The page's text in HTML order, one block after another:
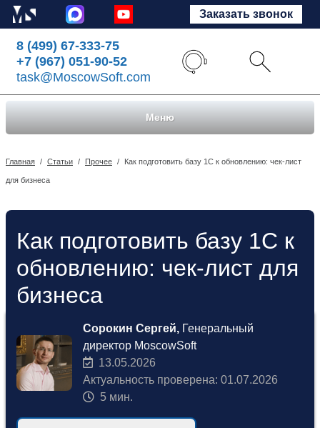
Заказать звонок
8 (499) 67-333-75
+7 (967) 051-90-52
task@MoscowSoft.com
Меню
Главная / Статьи / Прочее / Как подготовить базу 1С к обновлению: чек-лист
для бизнеса
Как подготовить базу 1С к
обновлению: чек-лист для
бизнеса
Сорокин Сергей, Генеральный
директор MoscowSoft
13.05.2026
Актуальность проверена: 01.07.2026
5 мин.